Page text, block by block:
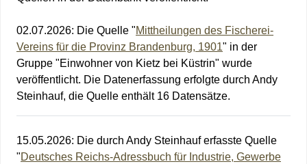
02.07.2026: Die Quelle "Mittheilungen des Fischerei-
Vereins für die Provinz Brandenburg, 1901" in der
Gruppe "Einwohner von Kietz bei Küstrin" wurde
veröffentlicht. Die Datenerfassung erfolgte durch Andy
Steinhauf, die Quelle enthält 16 Datensätze.
15.05.2026: Die durch Andy Steinhauf erfasste Quelle
"Deutsches Reichs-Adressbuch für Industrie, Gewerbe